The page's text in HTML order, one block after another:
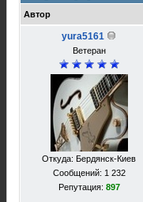
Автор
yura5161
Ветеран
Откуда: Бердянск-Киев
Сообщений: 1 232
Репутация: 897